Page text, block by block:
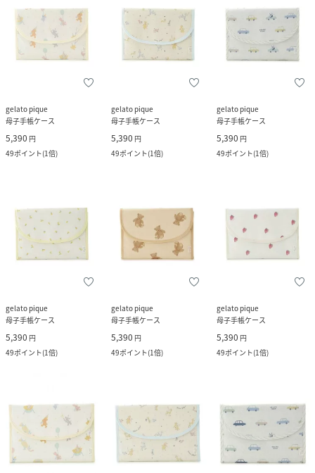
gelato pique
母子手帳ケース
5,390 円
49ポイント(1倍)
gelato pique
母子手帳ケース
5,390 円
49ポイント(1倍)
gelato pique
母子手帳ケース
5,390 円
49ポイント(1倍)
gelato pique
母子手帳ケース
5,390 円
49ポイント(1倍)
gelato pique
母子手帳ケース
5,390 円
49ポイント(1倍)
gelato pique
母子手帳ケース
5,390 円
49ポイント(1倍)